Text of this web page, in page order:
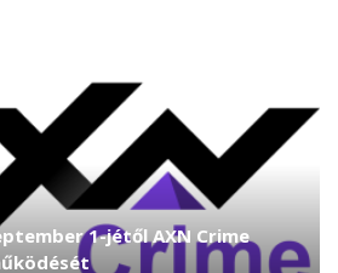
1-jétől AXN Crime